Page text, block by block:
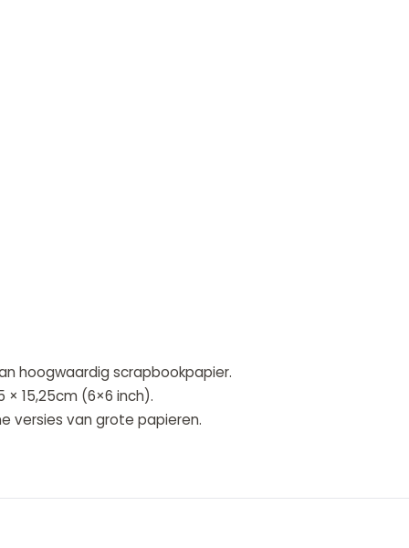
hoogwaardig scrapbookpapier.
15,25cm (6×6 inch).
versies van grote papieren.